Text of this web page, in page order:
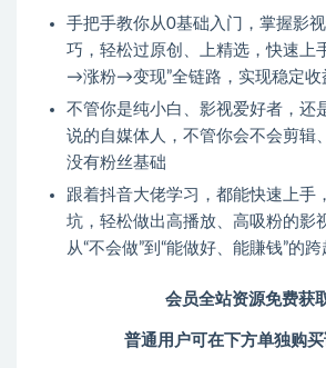
手把手教你从0基础入门，掌握影
巧，轻松过原创、上精选，快速上
→涨粉→变现”全链路，实现稳定收
不管你是纯小白、影视爱好者，还
说的自媒体人，不管你会不会剪辑
没有粉丝基础
跟着抖音大佬学习，都能快速上手
坑，轻松做出高播放、高吸粉的影
从“不会做”到“能做好、能賺钱”的跨
会员全站资源免费获
普通用户可在下方单独购买